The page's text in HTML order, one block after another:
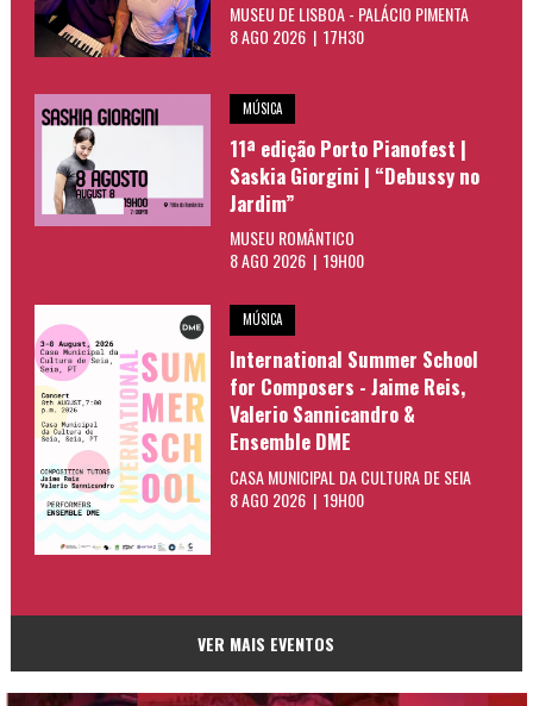
MUSEU DE LISBOA - PALÁCIO PIMENTA
8 AGO 2026 | 17H30
MÚSICA
11ª edição Porto Pianofest |
Saskia Giorgini | “Debussy no
Jardim”
MUSEU ROMÂNTICO
8 AGO 2026 | 19H00
MÚSICA
International Summer School
for Composers - Jaime Reis,
Valerio Sannicandro &
Ensemble DME
CASA MUNICIPAL DA CULTURA DE SEIA
8 AGO 2026 | 19H00
VER MAIS EVENTOS